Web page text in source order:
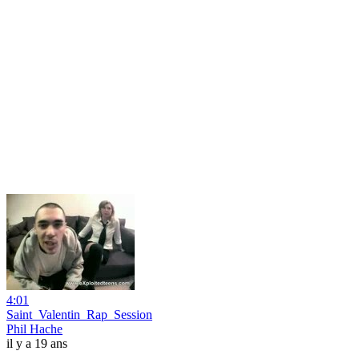
4:01
Saint_Valentin_Rap_Session
Phil Hache
il y a 19 ans